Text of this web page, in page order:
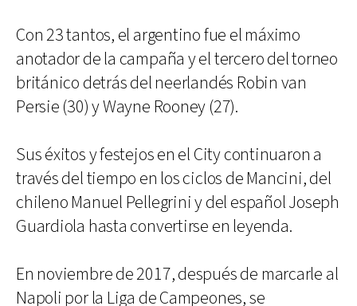
Con 23 tantos, el argentino fue el máximo
anotador de la campaña y el tercero del torneo
británico detrás del neerlandés Robin van
Persie (30) y Wayne Rooney (27).
Sus éxitos y festejos en el City continuaron a
través del tiempo en los ciclos de Mancini, del
chileno Manuel Pellegrini y del español Joseph
Guardiola hasta convertirse en leyenda.
En noviembre de 2017, después de marcarle al
Napoli por la Liga de Campeones, se